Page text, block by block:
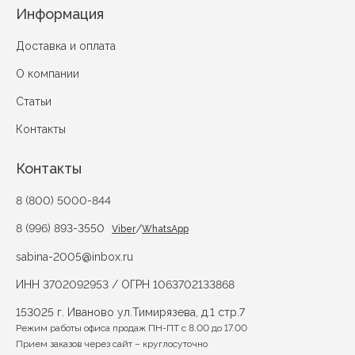
Информация
Доставка и оплата
О компании
Статьи
Контакты
Контакты
8 (800) 5000-844
8 (996) 893-3550 Viber/WhatsApp
sabina-2005@inbox.ru
ИНН 3702092953 / ОГРН 1063702133868
153025 г. Иваново ул.Тимирязева, д.1 стр.7
Режим работы офиса продаж ПН-ПТ с 8.00 до 17.00
Прием заказов через сайт – круглосуточно